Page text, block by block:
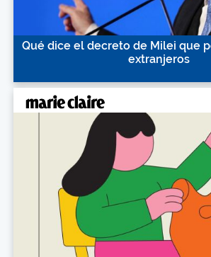
Qué dice el decreto de Milei que
extranjeros